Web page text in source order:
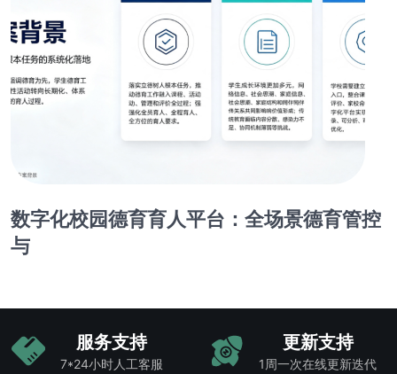
数字化校园德育育人平台：全场景德育管控
与
服务支持
7*24小时人工客服
更新支持
1周一次在线更新迭代